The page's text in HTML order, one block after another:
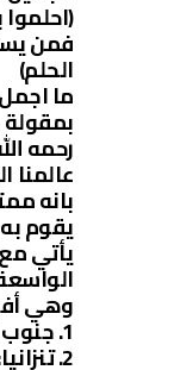
فمن
الحلم)
ما
بمقولة
رحمه
عالمنا
بانه
يقوم
يأتي
وهي
1. جنوب أفريقيا: كيب تاون
2. تنزانيا: دار السلام